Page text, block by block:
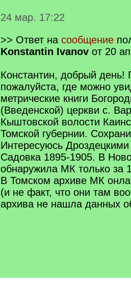
24 мар. 17:22
>> Ответ на сообщение
Konstantin Ivanov от 20
Константин, добрый день!
пожалуйста, где можно
метрические книги
(Введенской) церкви с.
Кыштовской волости
Томской губернии.
Интересуюсь
Садовка 1895-1905. В
обнаружила МК только за
В Томском архиве МК
(и не факт, что они там
архива не нашла данных